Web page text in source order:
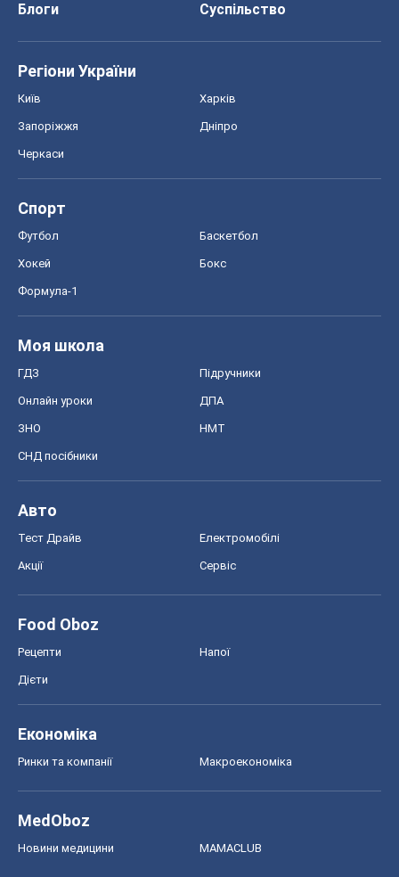
Блоги
Суспільство
Регіони України
Київ Харків
Запоріжжя Дніпро
Черкаси
Спорт
Футбол Баскетбол
Хокей Бокс
Формула-1
Моя школа
ГДЗ Підручники
Онлайн уроки ДПА
ЗНО НМТ
СНД посібники
Авто
Тест Драйв Електромобілі
Акції Сервіс
Food Oboz
Рецепти Напої
Дієти
Економіка
Ринки та компанії Макроекономіка
MedOboz
Новини медицини MAMACLUB